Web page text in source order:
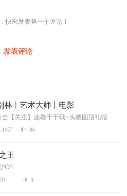
快来发表第一个评论！
发表评论
林丨艺术大师丨电影
喜欢的小伙伴点击【关注】涵馨千千哦~头戴圆顶礼帽、手持竹手杖、足蹬大皮靴、走路像鸭子的流浪汉——让我们一起走进卓别林的精彩世界！查尔斯·斯...
万 86
王
^O^
1